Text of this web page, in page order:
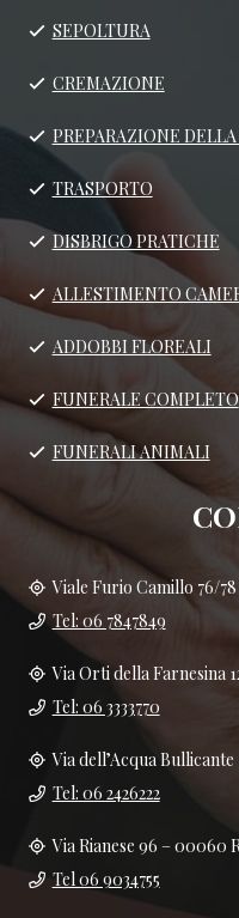
SEPOLTURA
CREMAZIONE
PREPARAZIONE
TRASPORTO
DISBRIGO PRATICHE
ALLESTIMENTO
ADDOBBI FLOREALI
FUNERALE COMPLETO
FUNERALI ANIMALI
Viale Furio Camillo 76/
Tel: 06 7847849
Via Orti della Farnesina
Tel: 06 3333770
Via dell’Acqua Bullicante
Tel: 06 2426222
Via Rianese 96 – 00060
Tel 06 9034755